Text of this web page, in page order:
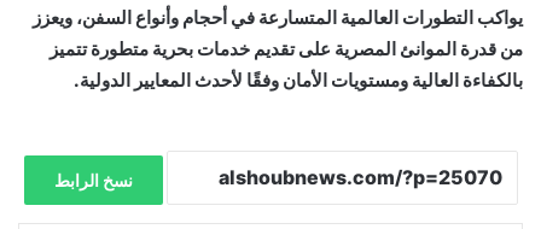
يواكب التطورات العالمية المتسارعة في أحجام وأنواع السفن، ويعزز
من قدرة الموانئ المصرية على تقديم خدمات بحرية متطورة تتميز
بالكفاءة العالية ومستويات الأمان وفقًا لأحدث المعايير الدولية.
نسخ الرابط